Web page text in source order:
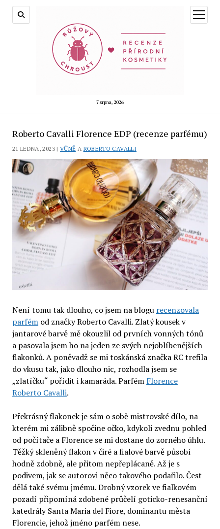
7 srpna, 2026
otevřít
menu
Roberto Cavalli Florence EDP (recenze parfému)
21 LEDNA, 2023 |VŮNĚ A ROBERTO CAVALLI
Není tomu tak dlouho, co jsem na blogu recenzovala
parfémod značky Roberto Cavalli. Zlatý kousek v
jantarové barvě mě okouzlil od prvních vonných tónů
a pasovala jsem ho na jeden ze svých nejoblíbenějších
flakonků. A poněvadž se mi toskánská značka RC trefila
do vkusu tak, jako dlouho nic, rozhodla jsem se
„zlatíčku“ pořídit i kamaráda. Parfém Florence
Roberto Cavalli.
Překrásný flakonek je sám o sobě mistrovské dílo, na
kterém mi zálibně spočine očko, kdykoli zvednu pohled
od počítače a Florence se mi dostane do zorného úhlu.
Těžký skleněný flakon v čiré a fialové barvě působí
hodně zdobně, ale přitom nepřeplácaně. Až je s
podivem, jak se autorovi něco takového podařilo. Čest
dělá také svému jmému. Drobný vzorek ve fialkovém
pozadí připomíná zdobené průčelí goticko-renesanční
katedrály Santa Maria del Fiore, dominantu města
Florencie, jehož jméno parfém nese.